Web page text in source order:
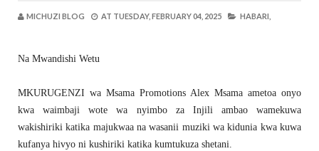
MICHUZI BLOG AT TUESDAY, FEBRUARY 04, 2025 HABARI,
Na Mwandishi Wetu
MKURUGENZI wa Msama Promotions Alex Msama ametoa onyo
kwa waimbaji wote wa nyimbo za Injili ambao wamekuwa
wakishiriki katika majukwaa na wasanii muziki wa kidunia kwa kuwa
kufanya hivyo ni kushiriki katika kumtukuza shetani.